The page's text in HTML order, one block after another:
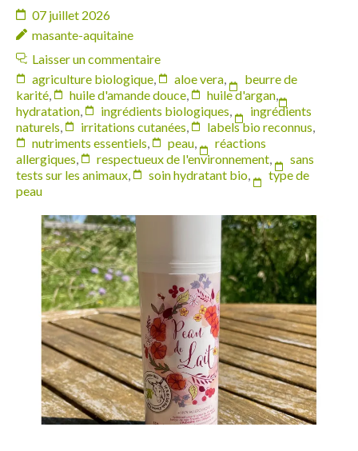
07 juillet 2026
masante-aquitaine
Laisser un commentaire
agriculture biologique
aloe vera
beurre de
karité
huile d'amande douce huile d'argan
hydratation
ingrédients biologiques
ingrédients
naturels
irritations cutanées labels bio reconnus
nutriments essentiels
peau
réactions
allergiques
respectueux de l'environnement
sans
tests sur les animaux
soin hydratant bio
type de
peau